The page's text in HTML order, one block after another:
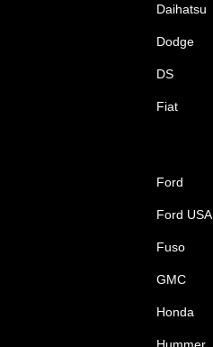
Daihatsu
Dodge
DS
Fiat
Ford
Ford USA
Fuso
GMC
Honda
Hummer